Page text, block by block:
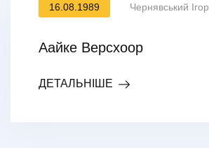
16.08.1989 Чернявський Ігор
Аайке Версхоор
ДЕТАЛЬНІШЕ